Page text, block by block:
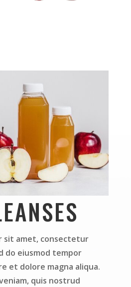
sit amet, consectetur
do eiusmod tempor
et dolore magna aliqua.
quis nostrud